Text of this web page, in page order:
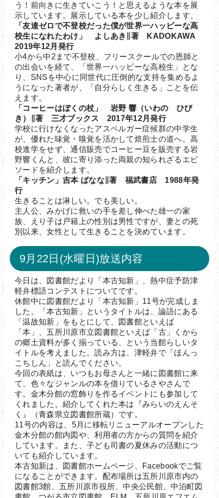
う！前向きに生きていこう！と思えるような本を展
示しています。展示している本を少し紹介します。
「友達ゼロで不登校だった僕が世界一ハッピーな高
校生になれたわけ」 よしあき∥著 KADOKAWA
2019年12月発行
小4から中2まで不登校、フリースクールでの恩師と
の出会いを経て、「世界一ハッピーな高校生」とな
り、SNSを中心に同世代に圧倒的な支持を集めるよ
うになった著者が、「自分らしく生きる」ことを伝
えます。
「コーヒーはぼくの杖」 岩野 響（いわの ひび
き）∥著 三才ブックス 2017年12月発行
学校に行けなくなったアスペルガー症候群の中学生
が、優れた味覚・嗅覚を活かして焙煎士の道へ。高
校進学をせず、通信販売でコーヒー豆を販売する岩
野響くんと、彼に寄り添った両親の知られざるエピ
ソードを紹介します。
「キッチン」吉本 ばなな∥著 福武書店 1988年発
行
生きることは淋しい。でも美しい。
主人公、みかげに救いの手を差し伸べた雄一の家
族、えり子は戸籍上の性別は男性ですが、妻との死
別以来、女性として生きることを決めています。
9月22日(水曜日)放送内容
今日は、図書館だより「本古知新」、熱中症予防津
軽弁標語コンテストについてです。
休館中に図書館だより「本古知新」11号が完成しま
した。「本古知新」というタイトルは、論語にある
「温故知新」をもとにして、図書館といえば
「本」、五所川原市立図書館といえば「古」くから
の郷土資料が多く揃っている、という当館らしいタ
イトルを考えました。読み方は、津軽弁で「ほんっ
こちしん」と読んでください。
今回の表紙は、いつもお母さんと一緒に図書館に来
て、色々なジャンルの本を借りているさやさんで
す。金木分館の窓飾りを作るイベントにも参加して
くれました。紹介してくれた本は『みらいのえんそ
く』（青森県立図書館所蔵）です。
11号の内容は、5月に移転リニューアルオープンした
金木分館の館内図や、利用者の方からの質問を紹介
しています。また、子ども司書の夏休みの活動につ
いても紹介しています。
本古知新は、図書館ホームページ、Facebookでご覧
になることができます。配布場所は五所川原市内の
図書館3館、五所川原市役所、中央公民館、中泊町図